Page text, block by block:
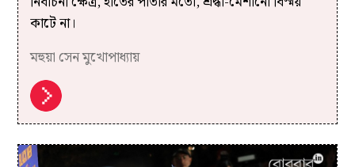
কাটে না।
মহুয়া সেন মুখোপাধ্যায়